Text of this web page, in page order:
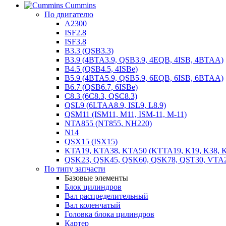
Cummins
По двигателю
A2300
ISF2.8
ISF3.8
B3.3 (QSB3.3)
B3.9 (4BTA3.9, QSB3.9, 4EQB, 4ISB, 4BTAA)
B4.5 (QSB4.5, 4ISBe)
B5.9 (4BTA5.9, QSB5.9, 6EQB, 6ISB, 6BTAA)
B6.7 (QSB6.7, 6ISBe)
C8.3 (6C8.3, QSC8.3)
QSL9 (6LTAA8.9, ISL9, L8.9)
QSM11 (ISM11, M11, ISM-11, M-11)
NTA855 (NT855, NH220)
N14
QSX15 (ISX15)
KTA19, KTA38, KTA50 (KTTA19, K19, K38,
QSK23, QSK45, QSK60, QSK78, QST30,
По типу запчасти
Базовые элементы
Блок цилиндров
Вал распределительный
Вал коленчатый
Головка блока цилиндров
Картер